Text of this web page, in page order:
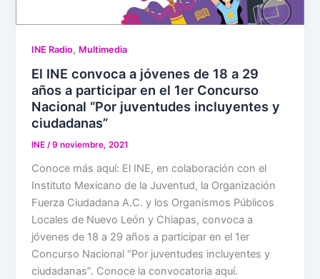
INE Radio, Multimedia
El INE convoca a jóvenes de 18 a 29
años a participar en el 1er Concurso
Nacional “Por juventudes incluyentes y
ciudadanas”
INE/9 noviembre, 2021
Conoce más aquí: El INE, en colaboración con el
Instituto Mexicano de la Juventud, la Organización
Fuerza Ciudadana A.C. y los Organismos Públicos
Locales de Nuevo León y Chiapas, convoca a
jóvenes de 18 a 29 años a participar en el 1er
Concurso Nacional “Por juventudes incluyentes y
ciudadanas”. Conoce la convocatoria aquí.